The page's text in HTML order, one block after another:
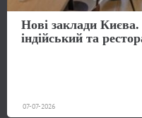
Нові заклади
індійський та
07-07-2026